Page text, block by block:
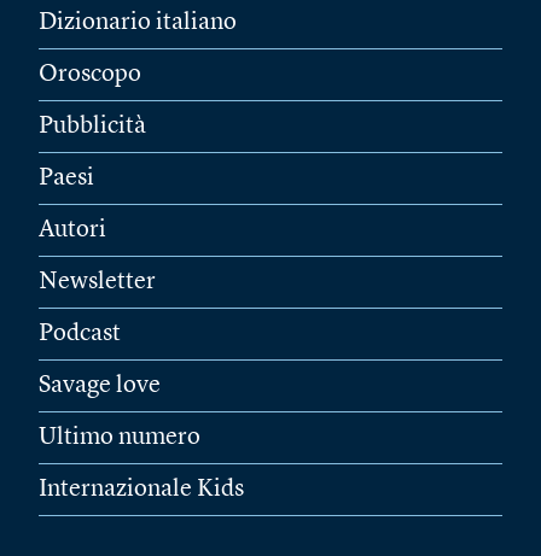
Dizionario italiano
Oroscopo
Pubblicità
Paesi
Autori
Newsletter
Podcast
Savage love
Ultimo numero
Internazionale Kids